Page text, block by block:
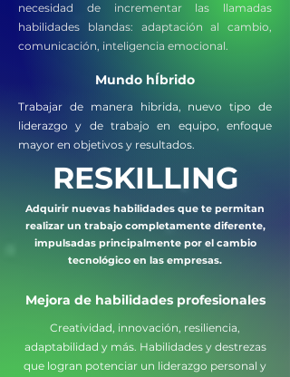
necesidad de incrementar las llamadas
habilidades blandas: adaptación al cambio,
comunicación, inteligencia emocional.
Mundo hÍbrido
Trabajar de manera hibrida, nuevo tipo de
liderazgo y de trabajo en equipo, enfoque
mayor en objetivos y resultados.
RESKILLING
Adquirir nuevas habilidades que te permitan
realizar un trabajo completamente diferente,
impulsadas principalmente por el cambio
tecnológico en las empresas.
Mejora de habilidades profesionales
Creatividad, innovación, resiliencia,
adaptabilidad y más. Habilidades y destrezas
que logran potenciar un liderazgo personal y